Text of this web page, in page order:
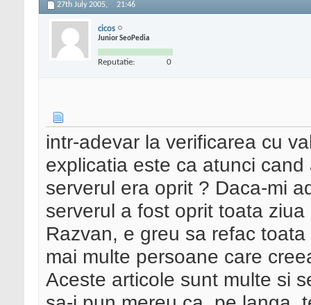
27th July 2005, 21:46
cicos
Junior SeoPedia
Reputatie: 0
intr-adevar la verificarea cu
explicatia este ca atunci
serverul era oprit ? Daca-mi
serverul a fost oprit toata
Razvan, e greu sa refac
mai multe persoane care
Aceste articole sunt multe si